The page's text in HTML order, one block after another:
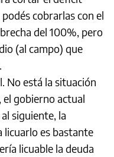
cobrarlas con el
del 100%, pero
(al campo) que
No está la situación
gobierno actual
siguiente, la
licuarlo es bastante
licuable la deuda